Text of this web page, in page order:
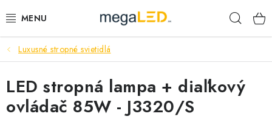
na
PRIEMYSEL
SVIETIDLÁ
ŽIAROVKY A TRUBICE
Luxusné stropné svietidlá
LED stropná lampa + diaľkový
ovládač 85W - J3320/S